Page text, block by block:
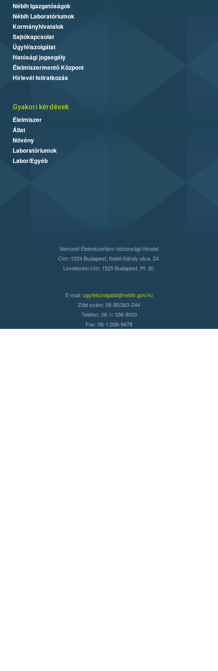
Nébih Igazgatóságok
Nébih Laboratóriumok
Kormányhivatalok
Sajtókapcsolat
Ügyfélszolgálat
Hatósági jogsegély
Élelmiszermentő Központ
Hírlevél feliratkozás
Gyakori kérdések
Élelmiszer
Állat
Növény
Laboratóriumok
Labor/Egyéb
Nemzeti Élelmiszerlánc-biztonsági Hivatal
Cím: 1024 Budapest, Keleti Károly utca. 24.
Levelezési cím: 1525 Budapest. Pf. 30.
E-mail: ugyfelszolgalat@nebih.gov.hu
Zöld szám: 06-80/263-244
Telefon: 06-1/ 336-9000
Fax: 06-1/336-9479